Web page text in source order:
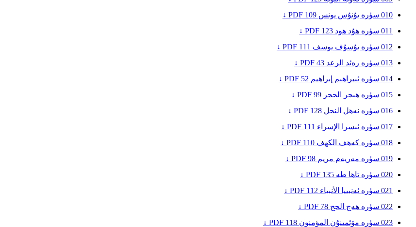
010 سۈرە يۇنۇس يونس 109
PDF ↓
011 سۈرە ھۇد هود 123
PDF ↓
012 سۈرە يۇسۇف يوسف 111
PDF ↓
013 سۈرە رەئد الرعد 43
PDF ↓
014 سۈرە ئىبراھىم إبراهيم 52
PDF ↓
015 سۈرە ھىجر الحجر 99
PDF ↓
016 سۈرە نەھل النحل 128
PDF ↓
017 سۈرە ئىسرا الإسراء 111
PDF ↓
018 سۈرە كەھف الكهف 110
PDF ↓
019 سۈرە مەريەم مريم 98
PDF ↓
020 سۈرە تاھا طه 135
PDF ↓
021 سۈرە ئەنبىيا الأنبياء 112
PDF ↓
022 سۈرە ھەج الحج 78
PDF ↓
023 سۈرە مۆئمىنۇن المؤمنون 118
PDF ↓